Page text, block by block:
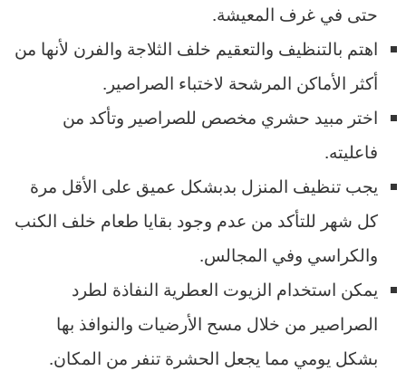
حتى في غرف المعيشة.
اهتم بالتنظيف والتعقيم خلف الثلاجة والفرن لأنها من
أكثر الأماكن المرشحة لاختباء الصراصير.
اختر مبيد حشري مخصص للصراصير وتأكد من
فاعليته.
يجب تنظيف المنزل بدبشكل عميق على الأقل مرة
كل شهر للتأكد من عدم وجود بقايا طعام خلف الكنب
والكراسي وفي المجالس.
يمكن استخدام الزيوت العطرية النفاذة لطرد
الصراصير من خلال مسح الأرضيات والنوافذ بها
بشكل يومي مما يجعل الحشرة تنفر من المكان.